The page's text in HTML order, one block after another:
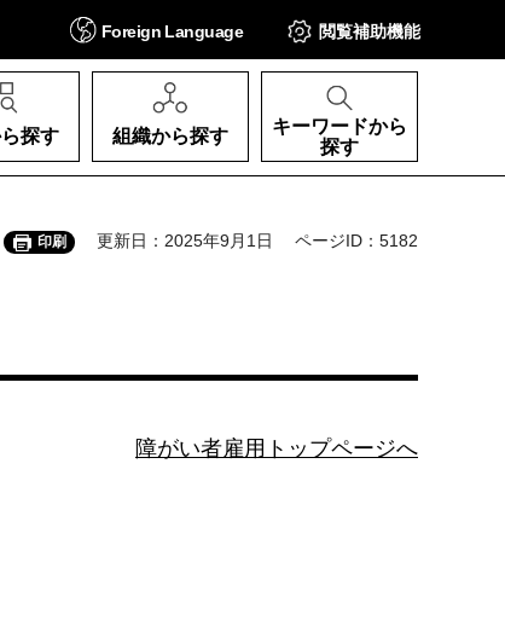
Foreign Language 閲覧補助機能
探す 組織から探す
キーワードから
探す
印刷 更新日：2025年9月1日 ページID：5182
障がい者雇用トップページへ